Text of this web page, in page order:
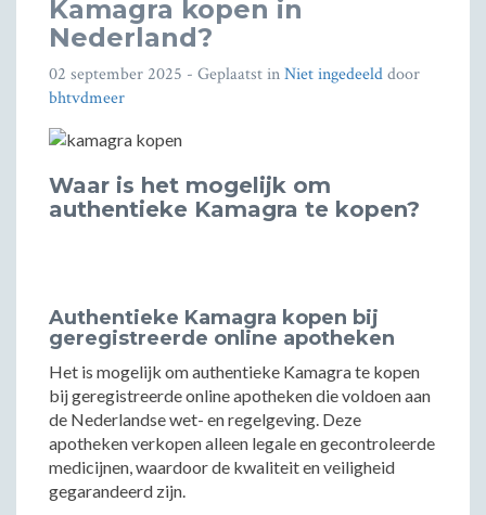
Kamagra kopen in
Nederland?
02 september 2025 - Geplaatst inNiet ingedeelddoor
bhtvdmeer
Waar is het mogelijk om
authentieke Kamagra te kopen?
Authentieke Kamagra kopen bij
geregistreerde online apotheken
Het is mogelijk om authentieke Kamagra te kopen
bij geregistreerde online apotheken die voldoen aan
de Nederlandse wet- en regelgeving. Deze
apotheken verkopen alleen legale en gecontroleerde
medicijnen, waardoor de kwaliteit en veiligheid
gegarandeerd zijn.